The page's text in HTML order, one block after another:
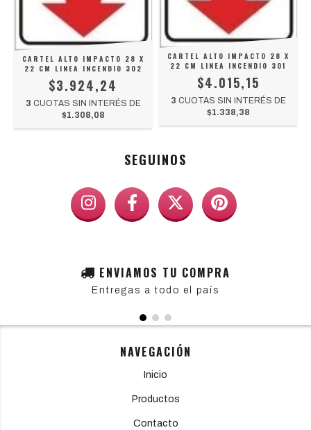
CARTEL ALTO IMPACTO 28 X
22 CM LINEA INCENDIO 302
$3.924,24
3 CUOTAS SIN INTERÉS DE
$1.308,08
CARTEL ALTO IMPACTO 28 X
22 CM LINEA INCENDIO 301
$4.015,15
3 CUOTAS SIN INTERÉS DE
$1.338,38
SEGUINOS
ENVIAMOS TU COMPRA
Entregas a todo el país
NAVEGACIÓN
Inicio
Productos
Contacto